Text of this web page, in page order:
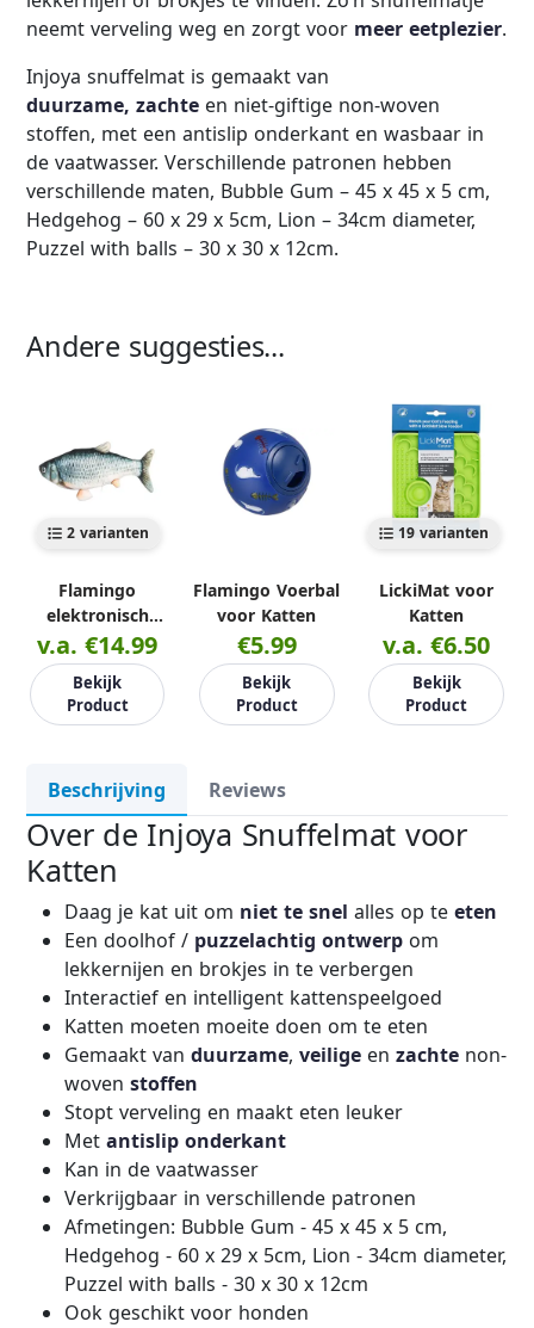
neemt verveling weg en zorgt voor meer eetplezier.
Injoya snuffelmat is gemaakt van
duurzame, zachte en niet-giftige non-woven
stoffen, met een antislip onderkant en wasbaar in
de vaatwasser. Verschillende patronen hebben
verschillende maten, Bubble Gum – 45 x 45 x 5 cm,
Hedgehog – 60 x 29 x 5cm, Lion – 34cm diameter,
Puzzel with balls – 30 x 30 x 12cm.
Andere suggesties...
2 varianten
Flamingo
elektronisch
kattenspeelgoed
v.a. €14.99
Bekijk
Product
Flamingo Voerbal
voor Katten
€5.99
Bekijk
Product
19 varianten
LickiMat voor
Katten
v.a. €6.50
Bekijk
Product
Beschrijving Reviews
Over de Injoya Snuffelmat voor
Katten
Daag je kat uit om niet te snel alles op teeten
Een doolhof / puzzelachtig ontwerp om
lekkernijen en brokjes in te verbergen
Interactief en intelligent kattenspeelgoed
Katten moeten moeite doen om te eten
Gemaakt vanduurzame,veilige enzachte non-
wovenstoffen
Stopt verveling en maakt eten leuker
Metantislip onderkant
Kan in de vaatwasser
Verkrijgbaar in verschillende patronen
Afmetingen: Bubble Gum - 45 x 45 x 5 cm,
Hedgehog - 60 x 29 x 5cm, Lion - 34cm diameter,
Puzzel with balls - 30 x 30 x 12cm
Ook geschikt voor honden